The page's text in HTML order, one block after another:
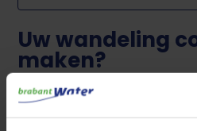
Uw wandeling
maken?
Wilt u meer tijd doorbrengen in
kunt u deze route combineren